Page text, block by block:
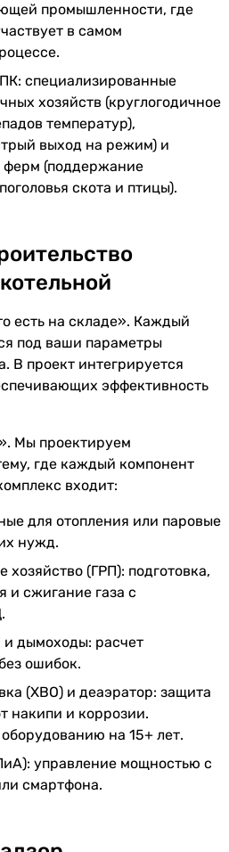
промышленности, где
в самом
специализированные
хозяйств (круглогодичное
температур),
выход на режим) и
ферм (поддержание
скота и птицы).
есть на складе». Каждый
под ваши параметры
В проект интегрируется
эффективность
Мы проектируем
где каждый компонент
входит:
для отопления или паровые
нужд.
хозяйство (ГРП): подготовка,
и сжигание газа с
и дымоходы: расчет
ошибок.
(ХВО) и деаэратор: защита
накипи и коррозии.
на 15+ лет.
управление мощностью с
смартфона.